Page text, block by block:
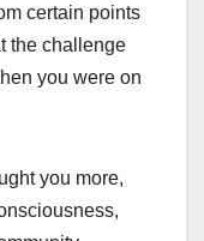
certain points
the challenge
you were on
you more,